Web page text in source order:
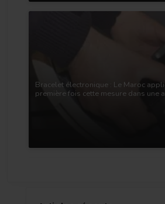
Bracelet électronique : Le Maroc
première fois cette mesure dans une